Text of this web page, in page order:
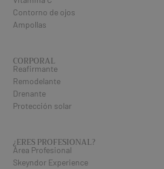
Contorno de ojos
Ampollas
CORPORAL
Reafirmante
Remodelante
Drenante
Protección solar
¿ERES PROFESIONAL​?
Área Profesional
Skeyndor Experience